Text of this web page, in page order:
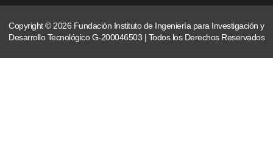
Copyright © 2026 Fundación Instituto de Ingeniería para Investigación y
Desarrollo Tecnológico G-200046503 | Todos los Derechos Reservados